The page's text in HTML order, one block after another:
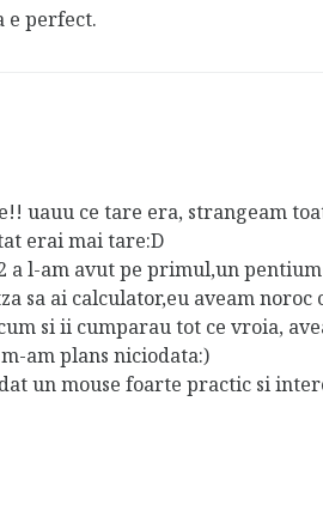
e perfect.
uauu ce tare era, strangeam
erai mai tare:D
l-am avut pe primul,un pentium
sa ai calculator,eu aveam noroc
si ii cumparau tot ce vroia,
am plans niciodata:)
un mouse foarte practic si